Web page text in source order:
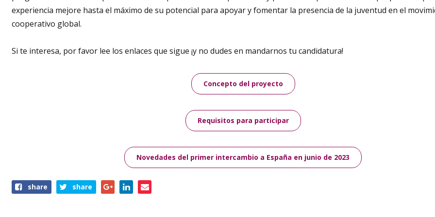
experiencia mejore hasta el máximo de su potencial para apoyar y fomentar la presencia de la juventud en el
cooperativo global.
Si te interesa, por favor lee los enlaces que sigue ¡y no dudes en mandarnos tu candidatura!
Concepto del proyecto
Requisitos para participar
Novedades del primer intercambio a España en junio de 2023
Shareshare share